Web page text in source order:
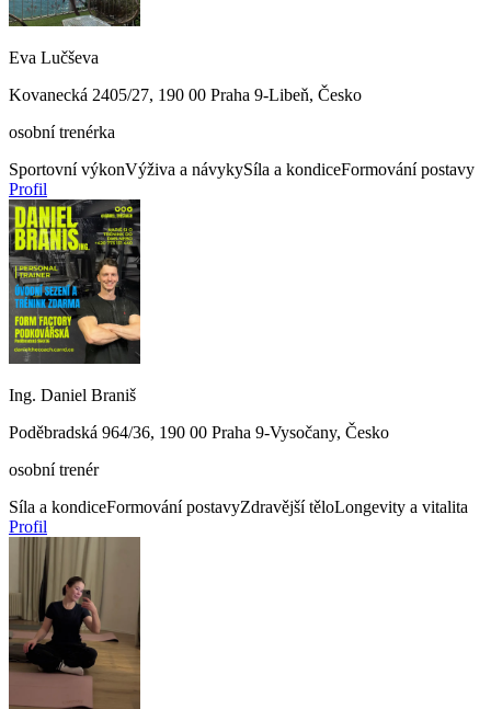
Eva Lučševa
Kovanecká 2405/27, 190 00 Praha 9-Libeň, Česko
osobní trenérka
Sportovní výkonVýživa a návykySíla a kondiceFormování postavy
Profil
Ing. Daniel Braniš
Poděbradská 964/36, 190 00 Praha 9-Vysočany, Česko
osobní trenér
Síla a kondiceFormování postavyZdravější těloLongevity a vitalita
Profil